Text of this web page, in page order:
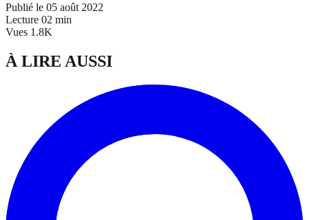
Publié le 05 août 2022
Lecture 02 min
Vues 1.8K
À LIRE AUSSI